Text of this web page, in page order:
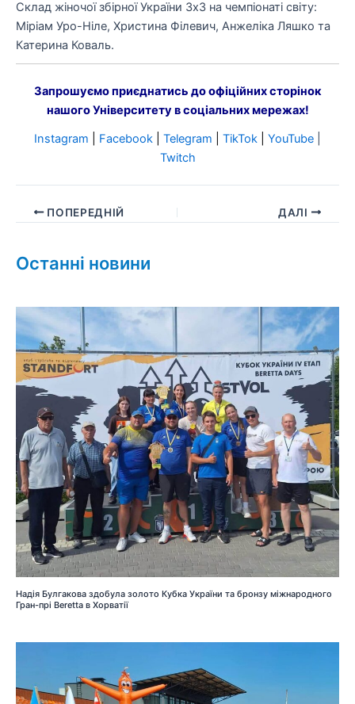
Склад жіночої збірної України 3х3 на чемпіонаті світу:
Міріам Уро-Ніле, Христина Філевич, Анжеліка Ляшко та
Катерина Коваль.
Запрошуємо приєднатись до офіційних сторінок
нашого Університету в соціальних мережах!
Instagram
Facebook Telegram TikTok YouTube
Twitch
ПОПЕРЕДНІЙ ДАЛІ
Останні новини
Надія Булгакова здобула золото Кубка України та бронзу міжнародного
Гран-прі Beretta в Хорватії